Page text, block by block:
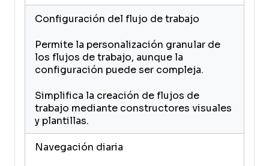
Configuración del flujo de trabajo
Permite la personalización granular de
los flujos de trabajo, aunque la
configuración puede ser compleja.
Simplifica la creación de flujos de
trabajo mediante constructores visuales
y plantillas.
Navegación diaria